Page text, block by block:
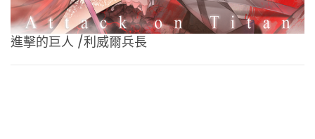
進擊的巨人 /利威爾兵長